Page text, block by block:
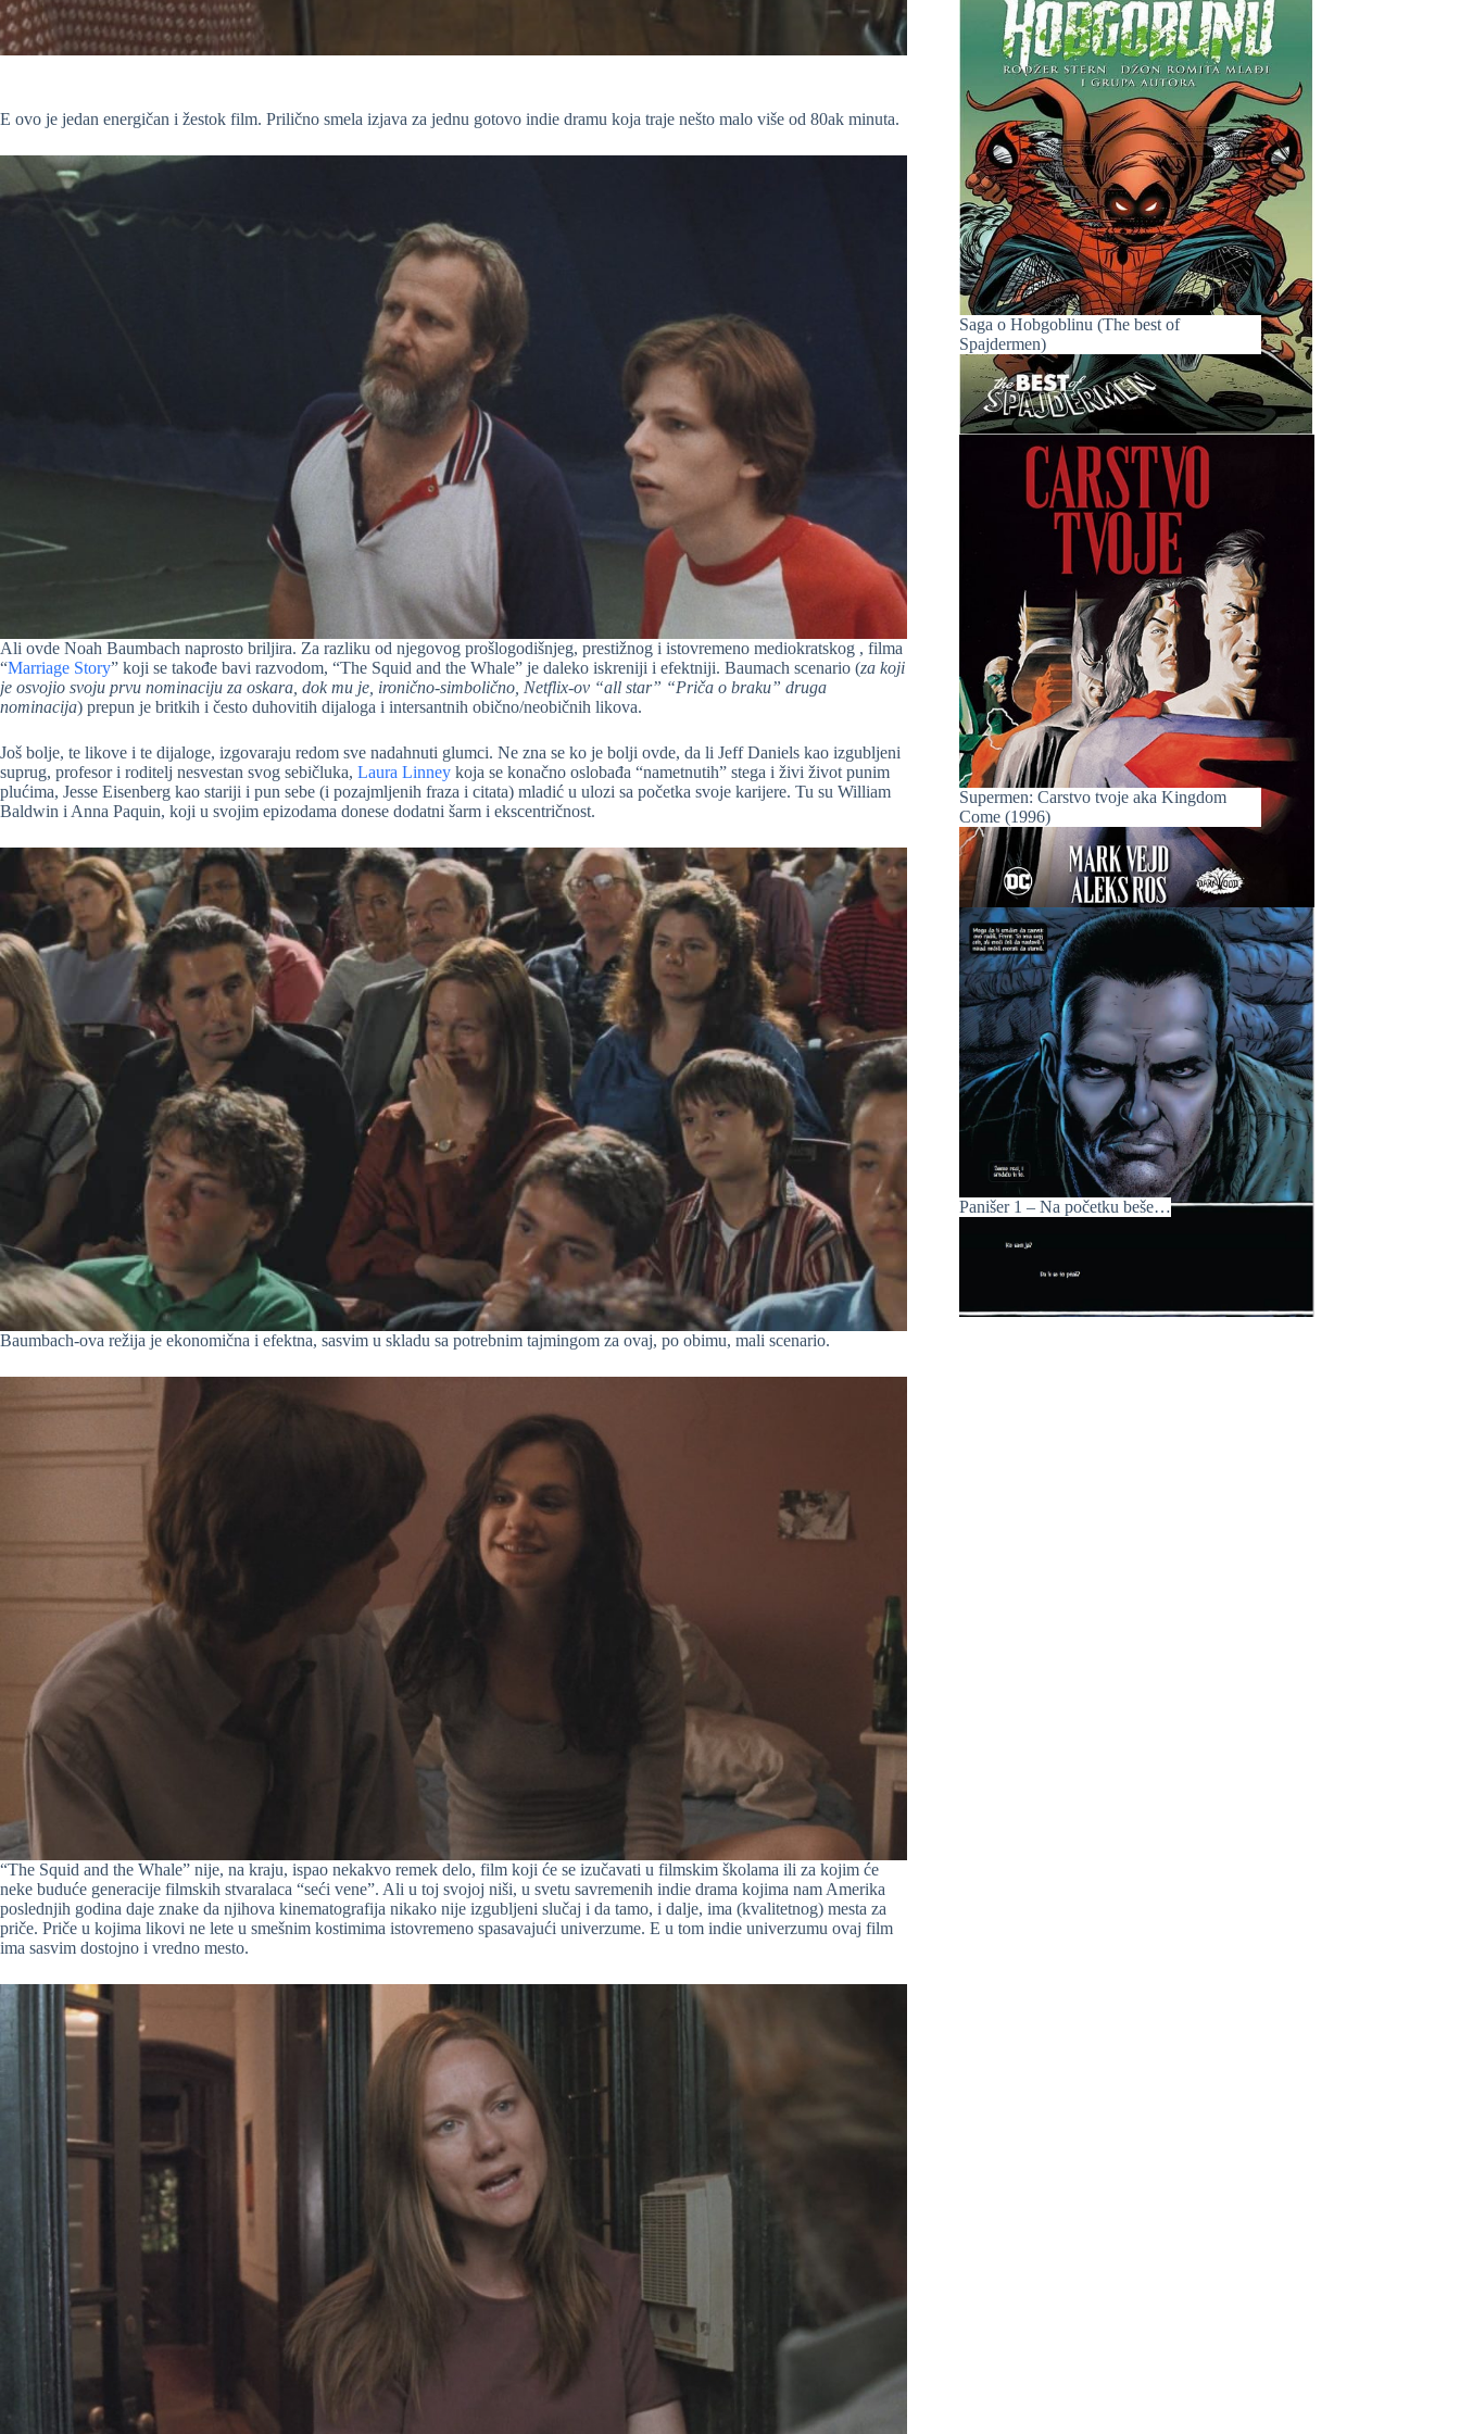
E ovo je jedan energičan i žestok film. Prilično smela izjava za jednu gotovo indie dramu koja traje nešto malo više od 80ak minuta.
Ali ovde Noah Baumbach naprosto briljira. Za razliku od njegovog prošlogodišnjeg, prestižnog i istovremeno mediokratskog , filma
“Marriage Story” koji se takođe bavi razvodom, “The Squid and the Whale” je daleko iskreniji i efektniji. Baumach scenario (za koji
je osvojio svoju prvu nominaciju za oskara, dok mu je, ironično-simbolično, Netflix-ov “all star” “Priča o braku” druga
nominacija) prepun je britkih i često duhovitih dijaloga i intersantnih obično/neobičnih likova.
Još bolje, te likove i te dijaloge, izgovaraju redom sve nadahnuti glumci. Ne zna se ko je bolji ovde, da li Jeff Daniels kao izgubljeni
suprug, profesor i roditelj nesvestan svog sebičluka, Laura Linney koja se konačno oslobađa “nametnutih” stega i živi život punim
plućima, Jesse Eisenberg kao stariji i pun sebe (i pozajmljenih fraza i citata) mladić u ulozi sa početka svoje karijere. Tu su William
Baldwin i Anna Paquin, koji u svojim epizodama donese dodatni šarm i ekscentričnost.
Baumbach-ova režija je ekonomična i efektna, sasvim u skladu sa potrebnim tajmingom za ovaj, po obimu, mali scenario.
“The Squid and the Whale” nije, na kraju, ispao nekakvo remek delo, film koji će se izučavati u filmskim školama ili za kojim će
neke buduće generacije filmskih stvaralaca “seći vene”. Ali u toj svojoj niši, u svetu savremenih indie drama kojima nam Amerika
poslednjih godina daje znake da njihova kinematografija nikako nije izgubljeni slučaj i da tamo, i dalje, ima (kvalitetnog) mesta za
priče. Priče u kojima likovi ne lete u smešnim kostimima istovremeno spasavajući univerzume. E u tom indie univerzumu ovaj film
ima sasvim dostojno i vredno mesto.
Saga o Hobgoblinu (The best of
Spajdermen)
Supermen: Carstvo tvoje aka Kingdom
Come (1996)
Panišer 1 – Na početku beše…